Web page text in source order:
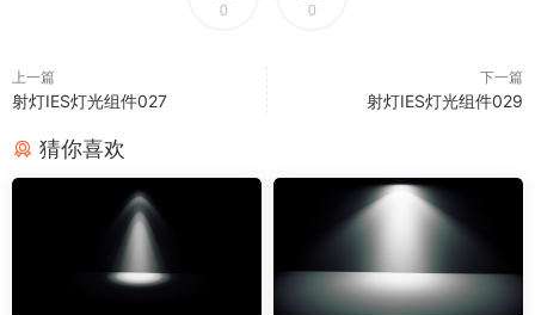
0 0
上一篇
射灯IES灯光组件027
下一篇
射灯IES灯光组件029
猜你喜欢